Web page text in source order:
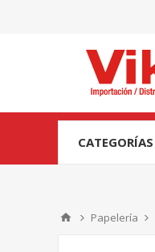
CATEGORÍAS
Papelería